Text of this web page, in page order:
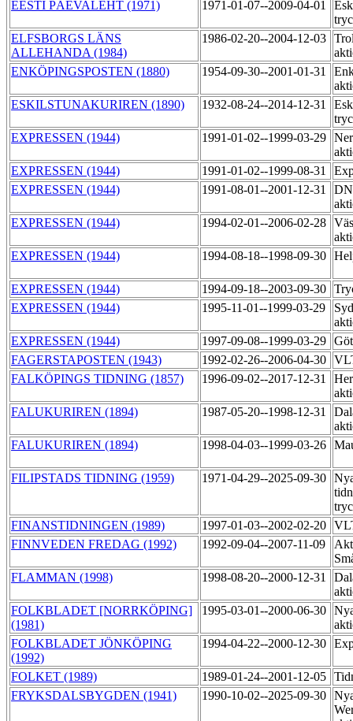
EESTI PÄEVALEHT (1971)
1971-01-07--2009-04-01
ELFSBORGS LÄNS
ALLEHANDA (1984)
1986-02-20--2004-12-03
ENKÖPINGSPOSTEN (1880)
1954-09-30--2001-01-31
ESKILSTUNAKURIREN (1890)
1932-08-24--2014-12-31
EXPRESSEN (1944)
1991-01-02--1999-03-29
EXPRESSEN (1944)
1991-01-02--1999-08-31
EXPRESSEN (1944)
1991-08-01--2001-12-31
EXPRESSEN (1944)
1994-02-01--2006-02-28
EXPRESSEN (1944)
1994-08-18--1998-09-30
EXPRESSEN (1944) 1994-09-18--2003-09-30
EXPRESSEN (1944)
1995-11-01--1999-03-29
EXPRESSEN (1944)
1997-09-08--1999-03-29
FAGERSTAPOSTEN (1943)
1992-02-26--2006-04-30
FALKÖPINGS TIDNING (1857)
1996-09-02--2017-12-31
FALUKURIREN (1894)
1987-05-20--1998-12-31
FALUKURIREN (1894)
1998-04-03--1999-03-26
FILIPSTADS TIDNING (1959) 1971-04-29--2025-09-30
FINANSTIDNINGEN (1989)
1997-01-03--2002-02-20
FINNVEDEN FREDAG (1992)
1992-09-04--2007-11-09
FLAMMAN (1998)
1998-08-20--2000-12-31
FOLKBLADET [NORRKÖPING]
(1981)
1995-03-01--2000-06-30
FOLKBLADET JÖNKÖPING
(1992)
1994-04-22--2000-12-30
FOLKET (1989) 1989-01-24--2001-12-05
FRYKSDALSBYGDEN (1941)
1990-10-02--2025-09-30